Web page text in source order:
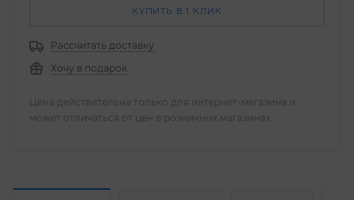
КУПИТЬ В 1 КЛИК
Рассчитать доставку
Хочу в подарок
Цена действительна только для интернет-магазина и
может отличаться от цен в розничных магазинах